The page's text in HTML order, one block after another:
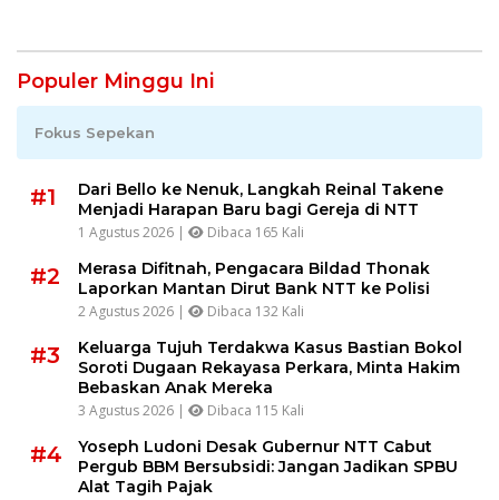
Populer Minggu Ini
Fokus Sepekan
#1
Dari Bello ke Nenuk, Langkah Reinal Takene
Menjadi Harapan Baru bagi Gereja di NTT
1 Agustus 2026 | Dibaca 165 Kali
#2
Merasa Difitnah, Pengacara Bildad Thonak
Laporkan Mantan Dirut Bank NTT ke Polisi
2 Agustus 2026 | Dibaca 132 Kali
#3
Keluarga Tujuh Terdakwa Kasus Bastian Bokol
Soroti Dugaan Rekayasa Perkara, Minta Hakim
Bebaskan Anak Mereka
3 Agustus 2026 | Dibaca 115 Kali
#4
Yoseph Ludoni Desak Gubernur NTT Cabut
Pergub BBM Bersubsidi: Jangan Jadikan SPBU
Alat Tagih Pajak